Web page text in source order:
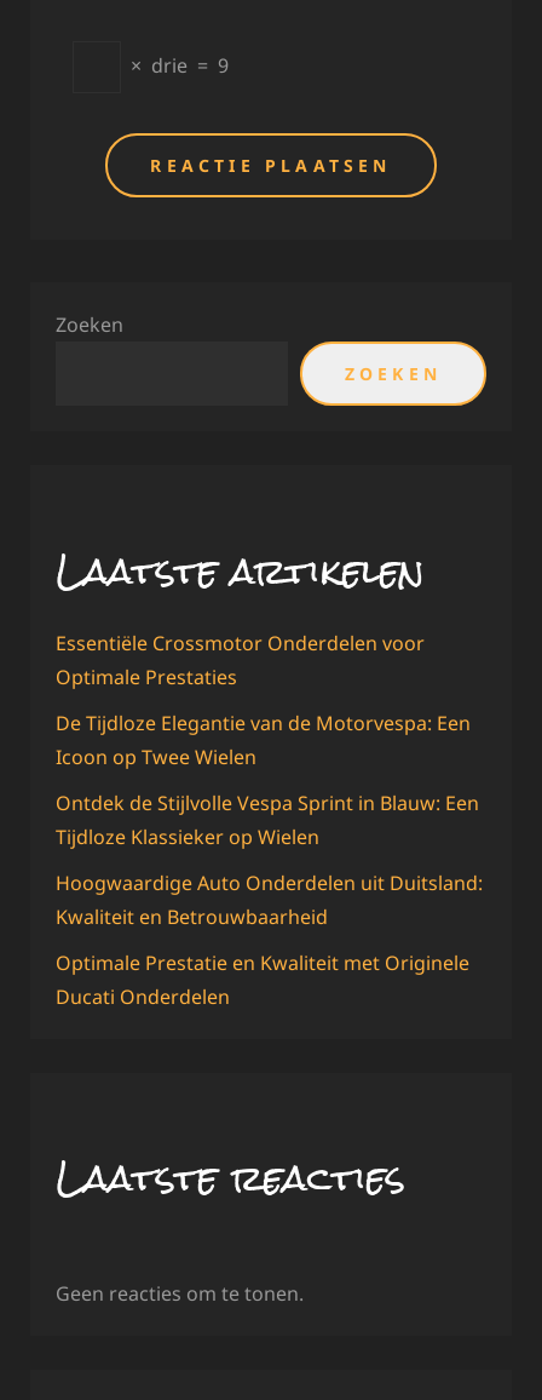
× drie = 9
Zoeken
ZOEKEN
Laatste artikelen
Essentiële Crossmotor Onderdelen voor
Optimale Prestaties
De Tijdloze Elegantie van de Motorvespa: Een
Icoon op Twee Wielen
Ontdek de Stijlvolle Vespa Sprint in Blauw: Een
Tijdloze Klassieker op Wielen
Hoogwaardige Auto Onderdelen uit Duitsland:
Kwaliteit en Betrouwbaarheid
Optimale Prestatie en Kwaliteit met Originele
Ducati Onderdelen
Laatste reacties
Geen reacties om te tonen.